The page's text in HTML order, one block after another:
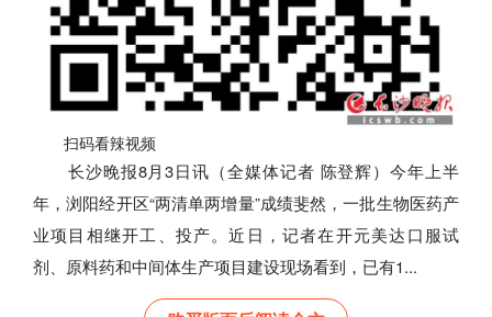
扫码看辣视频
长沙晚报8月3日讯（全媒体记者 陈登辉）今年上半
年，浏阳经开区“两清单两增量”成绩斐然，一批生物医药产
业项目相继开工、投产。近日，记者在开元美达口服试
剂、原料药和中间体生产项目建设现场看到，已有1...